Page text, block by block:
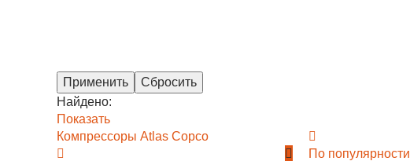
Найдено:
Показать
Компрессоры Atlas Copco
По популярности